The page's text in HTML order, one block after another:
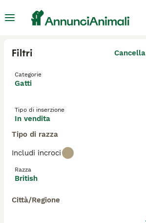
Filtri
Categorie
Gatti
Tipo di inserzione
In vendita
Tipo di razza
Includi incroci
Razza
British
Città/Regione